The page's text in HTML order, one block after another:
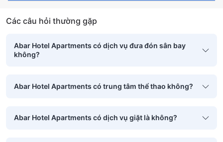
Các câu hỏi thường gặp
Abar Hotel Apartments có dịch vụ đưa đón sân bay
không?
Abar Hotel Apartments có trung tâm thể thao không?
Abar Hotel Apartments có dịch vụ giặt là không?